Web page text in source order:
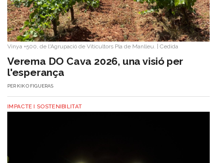
Vinya +500, de l'Agrupació de Viticultors Pla de Manlleu. | Cedida
Verema DO Cava 2026, una visió per
l'esperança
PER KIKO FIGUERAS
IMPACTE I SOSTENIBILITAT